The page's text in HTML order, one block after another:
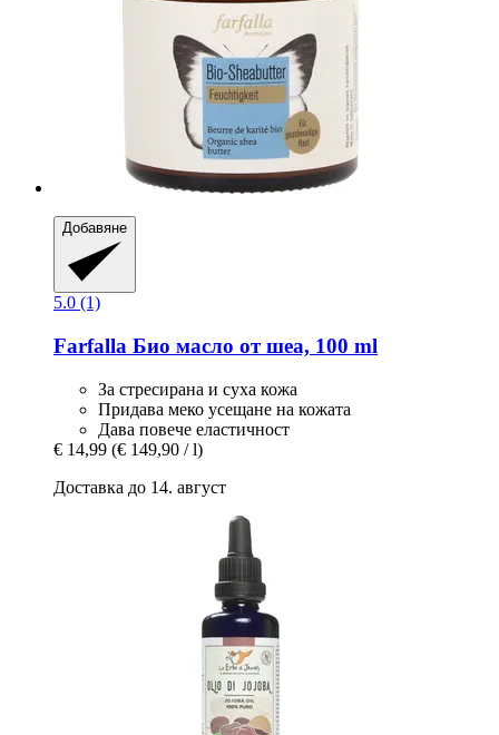
Добавяне
5.0 (1)
Farfalla Био масло от шеа, 100 ml
За стресирана и суха кожа
Придава меко усещане на кожата
Дава повече еластичност
€ 14,99 (€ 149,90 / l)
Доставка до 14. август